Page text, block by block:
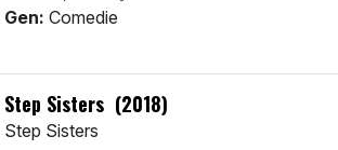
Gen: Comedie
Step Sisters (2018)
Step Sisters